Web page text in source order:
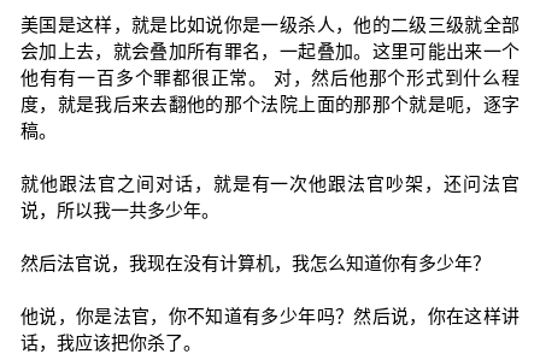
美国是这样，就是比如说你是一级杀人，他的二级三级就全部
会加上去，就会叠加所有罪名，一起叠加。这里可能出来一个
他有有一百多个罪都很正常。 对，然后他那个形式到什么程
度，就是我后来去翻他的那个法院上面的那那个就是呃，逐字
稿。
就他跟法官之间对话，就是有一次他跟法官吵架，还问法官
说，所以我一共多少年。
然后法官说，我现在没有计算机，我怎么知道你有多少年？
他说，你是法官，你不知道有多少年吗？然后说，你在这样讲
话，我应该把你杀了。